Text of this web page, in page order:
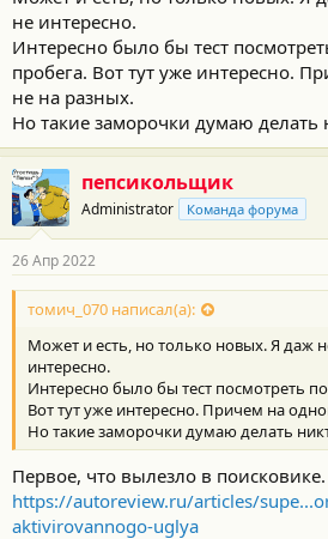
не интересно.
Интересно было бы тест
пробега. Вот тут уже интересно.
не на разных.
Но такие заморочки думаю делать
пепсикольщик
Administrator Команда форума
26 Апр 2022
томич_070 написал(а):
Может и есть, но только новых. Я даж
интересно.
Интересно было бы тест посмотреть
Вот тут уже интересно. Причем на
Но такие заморочки думаю делать
Первое, что вылезло в поисковике.
https://autoreview.ru/articles/
aktivirovannogo-uglya